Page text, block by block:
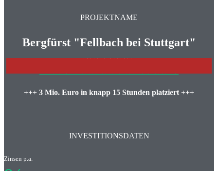
PROJEKTNAME
Bergfürst "Fellbach bei Stuttgart"
+++ 3 Mio. Euro in knapp 15 Stunden platziert +++
INVESTITIONSDATEN
Zinsen p.a.